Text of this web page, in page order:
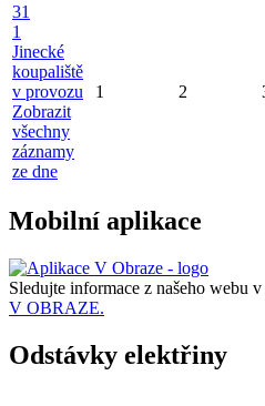
31
1
Jinecké
koupaliště
v provozu
Zobrazit
všechny
záznamy
ze dne
1 2
Mobilní aplikace
Sledujte informace z našeho webu v
V OBRAZE.
Odstávky elektřiny